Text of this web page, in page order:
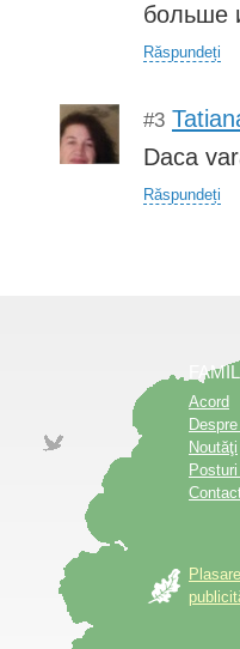
больше
Răspundeți
#3
Daca
Răspundeți
Acord
Noutăţi
Plasare